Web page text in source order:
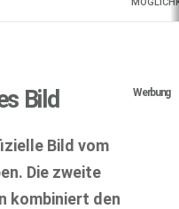
Bild Werbung
Bild vom
Die zweite
kombiniert den